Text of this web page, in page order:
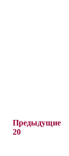
Предыдущие
20